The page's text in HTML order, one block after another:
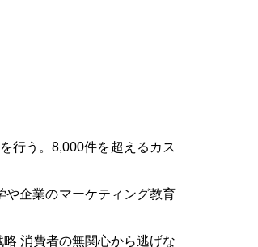
行う。8,000件を超えるカス
や企業のマーケティング教育
消費者の無関心から逃げな